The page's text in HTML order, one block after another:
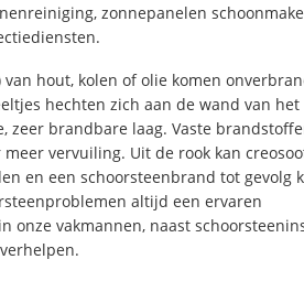
zonnepanelen
hout, kolen of olie komen
hechten zich aan de wand van het
zeer brandbare laag. Vaste
vervuiling. Uit de rook kan
en een schoorsteenbrand tot gevolg
altijd een ervaren
onze vakmannen, naast